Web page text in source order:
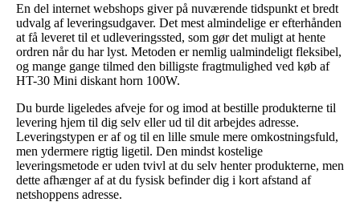
En del internet webshops giver på nuværende tidspunkt et bredt
udvalg af leveringsudgaver. Det mest almindelige er efterhånden
at få leveret til et udleveringssted, som gør det muligt at hente
ordren når du har lyst. Metoden er nemlig ualmindeligt fleksibel,
og mange gange tilmed den billigste fragtmulighed ved køb af
HT-30 Mini diskant horn 100W.
Du burde ligeledes afveje for og imod at bestille produkterne til
levering hjem til dig selv eller ud til dit arbejdes adresse.
Leveringstypen er af og til en lille smule mere omkostningsfuld,
men ydermere rigtig ligetil. Den mindst kostelige
leveringsmetode er uden tvivl at du selv henter produkterne, men
dette afhænger af at du fysisk befinder dig i kort afstand af
netshoppens adresse.